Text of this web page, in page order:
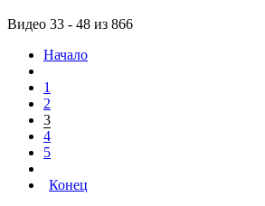
Видео 33 - 48 из 866
Начало
1
2
3
4
5
Конец